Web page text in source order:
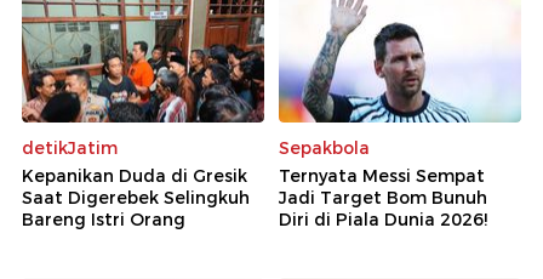
detikJatim
Kepanikan Duda di Gresik
Saat Digerebek Selingkuh
Bareng Istri Orang
Sepakbola
Ternyata Messi Sempat
Jadi Target Bom Bunuh
Diri di Piala Dunia 2026!